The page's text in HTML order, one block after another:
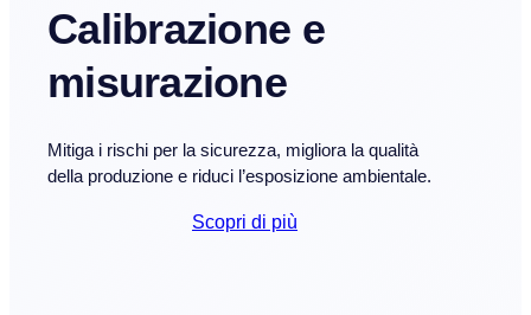
Calibrazione e
misurazione
Mitiga i rischi per la sicurezza, migliora la qualità
della produzione e riduci l’esposizione ambientale.
Scopri di più